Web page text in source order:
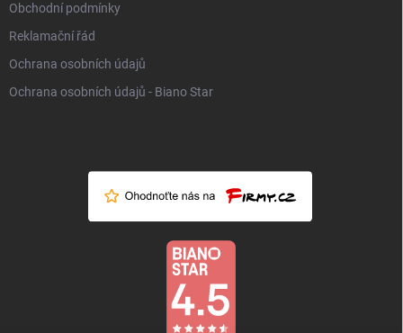
Obchodní podmínky
Reklamační řád
Ochrana osobních údajů
Ochrana osobních údajů - Biano Star